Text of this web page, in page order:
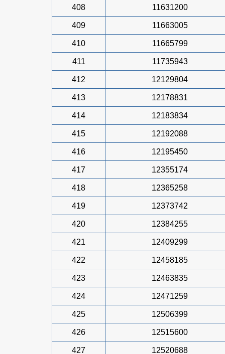
408 11631200
409 11663005
410 11665799
411 11735943
412 12129804
413 12178831
414 12183834
415 12192088
416 12195450
417 12355174
418 12365258
419 12373742
420 12384255
421 12409299
422 12458185
423 12463835
424 12471259
425 12506399
426 12515600
427 12520688